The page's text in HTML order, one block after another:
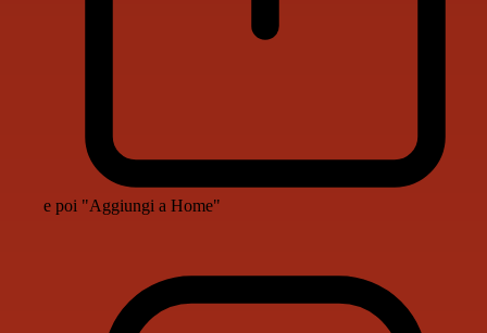
e poi "Aggiungi a Home"